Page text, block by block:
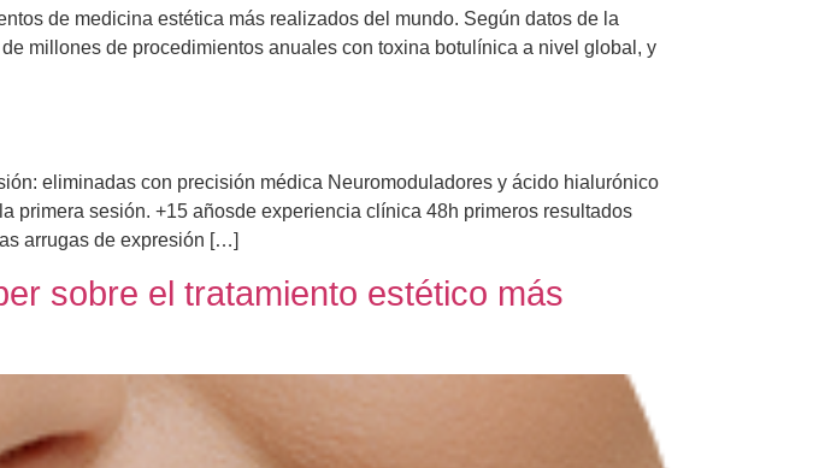
de medicina estética más realizados del mundo. Según datos de la
millones de procedimientos anuales con toxina botulínica a nivel global, y
eliminadas con precisión médica Neuromoduladores y ácido hialurónico
primera sesión. +15 añosde experiencia clínica 48h primeros resultados
arrugas de expresión […]
sobre el tratamiento estético más